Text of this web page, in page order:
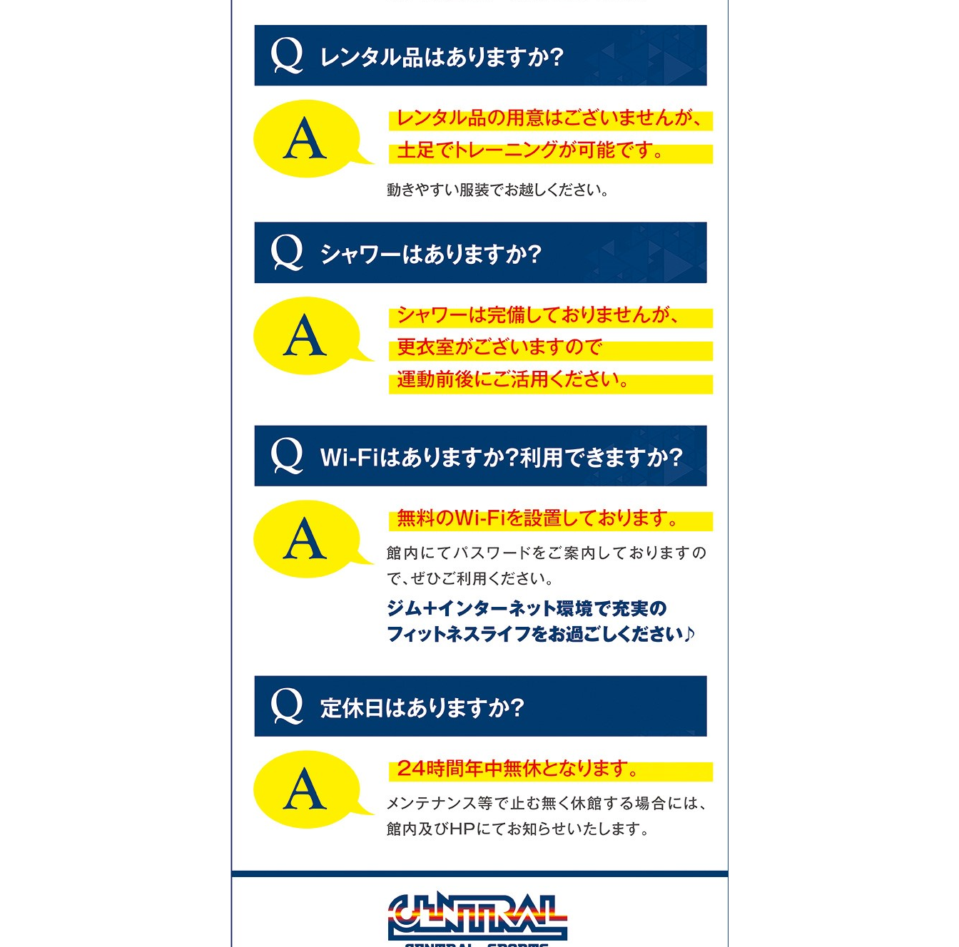
version of this website will be
not be an accurate translation.
The translation may differ from the
original content. We ask that you
the service.
Automatic translation start